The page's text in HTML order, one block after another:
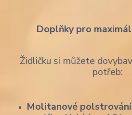
Doplňky pro
Židličku si můžete
potřeb:
Molitanové